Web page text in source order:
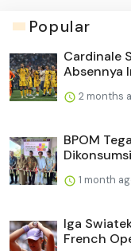
Popular
Cardinale
Absennya
2 months
BPOM
1 month
Iga
French